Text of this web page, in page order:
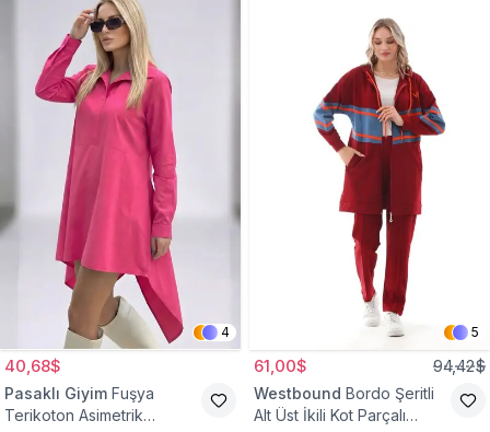
4
40,68$
Pasaklı Giyim Fuşya
Terikoton Asimetrik
5
61,00$ 94,42$
Westbound Bordo Şeritli
Alt Üst İkili Kot Parçalı